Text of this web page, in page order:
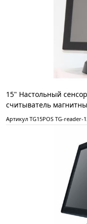
15" Настольный
считыватель
Артикул TG15POS TG-reader-